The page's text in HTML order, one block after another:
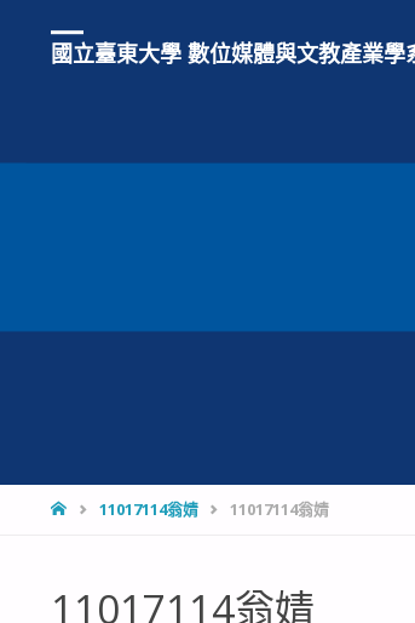
國立臺東大學 數位媒體與文教產業學
HOME11017114翁婧 11017114翁婧
11017114翁婧